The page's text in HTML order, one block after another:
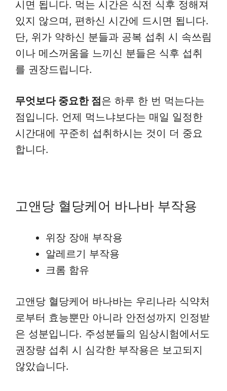
시면 됩니다. 먹는 시간은 식전 식후 정해져
있지 않으며, 편하신 시간에 드시면 됩니다.
단, 위가 약하신 분들과 공복 섭취 시 속쓰림
이나 메스꺼움을 느끼신 분들은 식후 섭취
를 권장드립니다.
무엇보다 중요한 점은 하루 한 번 먹는다는
점입니다. 언제 먹느냐보다는 매일 일정한
시간대에 꾸준히 섭취하시는 것이 더 중요
합니다.
고앤당 혈당케어 바나바 부작용
위장 장애 부작용
알레르기 부작용
크롬 함유
고앤당 혈당케어 바나바는 우리나라 식약처
로부터 효능뿐만 아니라 안전성까지 인정받
은 성분입니다. 주성분들의 임상시험에서도
권장량 섭취 시 심각한 부작용은 보고되지
않았습니다.